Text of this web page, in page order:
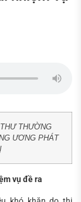
THƯỜNG
ƯƠNG PHÁT
vụ đề ra